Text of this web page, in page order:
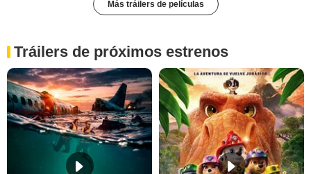
Más tráilers de películas
Tráilers de próximos estrenos